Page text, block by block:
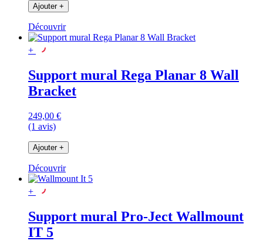
Ajouter +
Découvrir
+
Support mural Rega Planar 8 Wall
Bracket
249,00 €
(1 avis)
Ajouter +
Découvrir
+
Support mural Pro-Ject Wallmount
IT 5